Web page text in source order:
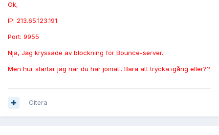
Ok,
IP: 213.65.123.191
Port: 9955
Nja, Jag kryssade av blockning för Bounce-server..
Men hur startar jag när du har joinat.. Bara att trycka igång eller??
Citera